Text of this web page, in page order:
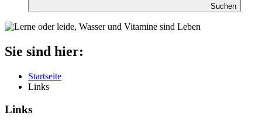
Suchen
Sie sind hier:
Startseite
Links
Links